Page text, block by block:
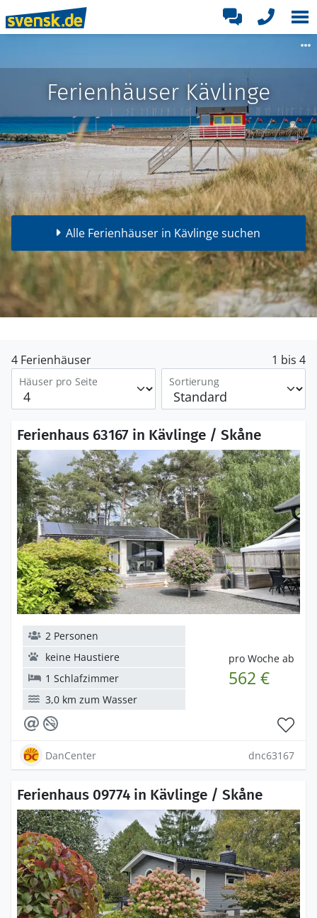
Ferienhäuser Kävlinge
Alle Ferienhäuser in Kävlinge suchen
4 Ferienhäuser 1 bis 4
Häuser pro Seite Sortierung
Ferienhaus 63167 in Kävlinge / Skåne
pro Woche ab
562 €
2 Personen
keine Haustiere
1 Schlafzimmer
3,0 km zum Wasser
DanCenter dnc63167
Ferienhaus 09774 in Kävlinge / Skåne